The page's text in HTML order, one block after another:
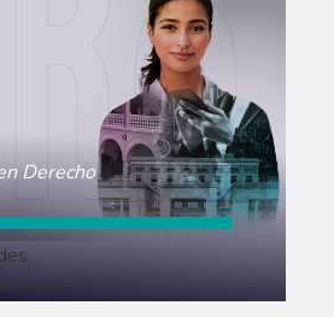
Derecho